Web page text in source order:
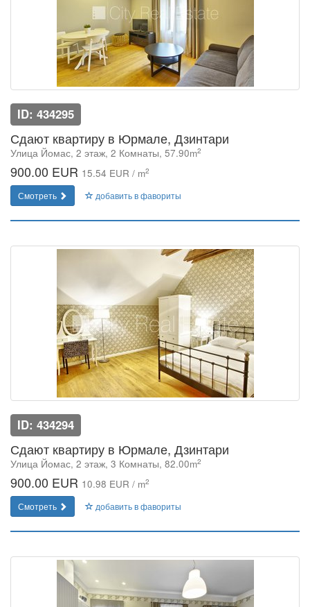
ID: 434295
Сдают квартиру в Юрмале, Дзинтари
Улица Йомас, 2 этаж, 2 Комнаты, 57.90m2
900.00 EUR 15.54 EUR / m2
Смотреть добавить в фавориты
ID: 434294
Сдают квартиру в Юрмале, Дзинтари
Улица Йомас, 2 этаж, 3 Комнаты, 82.00m2
900.00 EUR 10.98 EUR / m2
Смотреть добавить в фавориты